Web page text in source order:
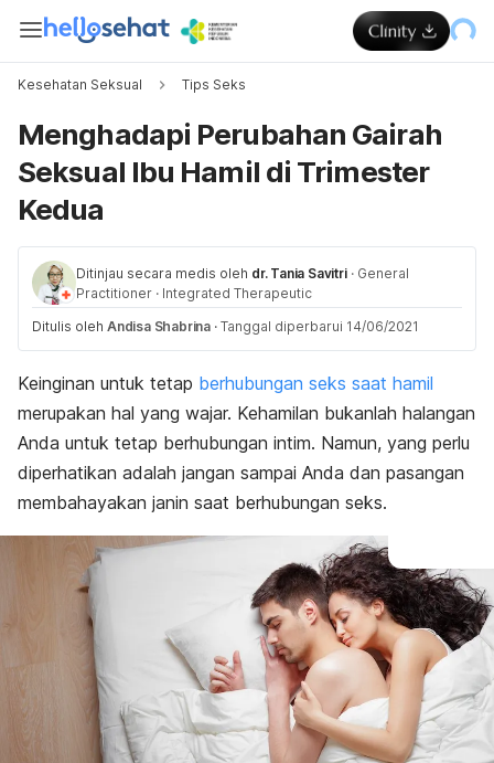
Kesehatan Seksual Tips Seks
Menghadapi Perubahan Gairah
Seksual Ibu Hamil di Trimester
Kedua
Ditinjau secara medis oleh dr. Tania Savitri · General
Practitioner · Integrated Therapeutic
Ditulis oleh Andisa Shabrina · Tanggal diperbarui 14/06/2021
Keinginan untuk tetap berhubungan seks saat hamil
merupakan hal yang wajar. Kehamilan bukanlah halangan
Anda untuk tetap berhubungan intim. Namun, yang perlu
diperhatikan adalah jangan sampai Anda dan pasangan
membahayakan janin saat berhubungan seks.